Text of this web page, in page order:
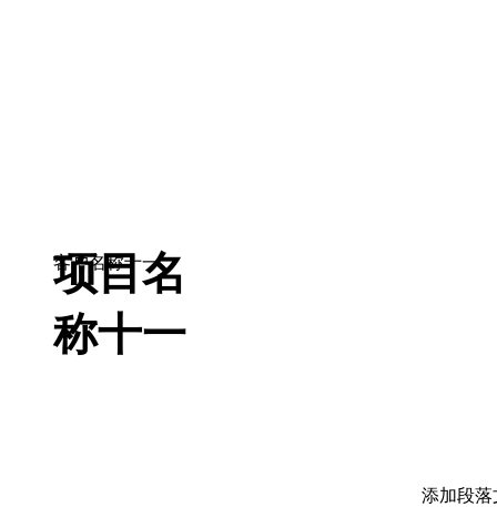
添加段落
客户名称十一
项目名
称十一